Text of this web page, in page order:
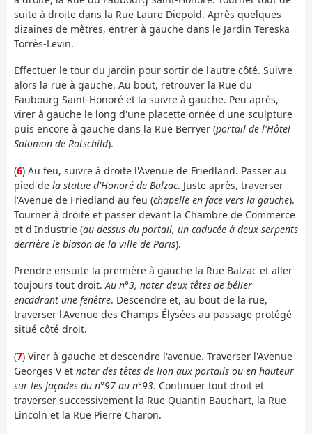
suite à droite dans la Rue Laure Diepold. Après quelques
dizaines de mètres, entrer à gauche dans le Jardin Tereska
Torrès-Levin.
Effectuer le tour du jardin pour sortir de l'autre côté. Suivre
alors la rue à gauche. Au bout, retrouver la Rue du
Faubourg Saint-Honoré et la suivre à gauche. Peu après,
virer à gauche le long d'une placette ornée d'une sculpture
puis encore à gauche dans la Rue Berryer (portail de l'Hôtel
Salomon de Rotschild).
(6) Au feu, suivre à droite l'Avenue de Friedland. Passer au
pied de la statue d'Honoré de Balzac. Juste après, traverser
l'Avenue de Friedland au feu (chapelle en face vers la gauche).
Tourner à droite et passer devant la Chambre de Commerce
et d'Industrie (au-dessus du portail, un caducée à deux serpents
derrière le blason de la ville de Paris).
Prendre ensuite la première à gauche la Rue Balzac et aller
toujours tout droit.Au n°3, noter deux têtes de bélier
encadrant une fenêtre. Descendre et, au bout de la rue,
traverser l'Avenue des Champs Élysées au passage protégé
situé côté droit.
(7) Virer à gauche et descendre l'avenue. Traverser l'Avenue
Georges V et noter des têtes de lion aux portails ou en hauteur
sur les façades du n°97 au n°93. Continuer tout droit et
traverser successivement la Rue Quantin Bauchart, la Rue
Lincoln et la Rue Pierre Charon.